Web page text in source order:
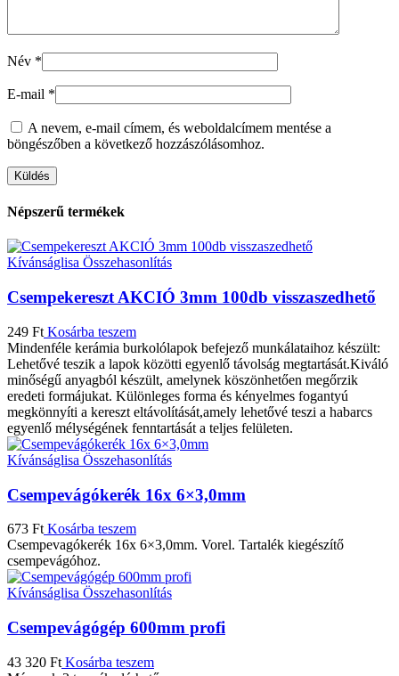
Név *
E-mail *
A nevem, e-mail címem, és weboldalcímem mentése a
böngészőben a következő hozzászólásomhoz.
Népszerű termékek
Kívánságlisa Összehasonlítás
Csempekereszt AKCIÓ 3mm 100db visszaszedhető
249 Ft Kosárba teszem
Mindenféle kerámia burkolólapok befejező munkálataihoz készült:
Lehetővé teszik a lapok közötti egyenlő távolság megtartását.Kiváló
minőségű anyagból készült, amelynek köszönhetően megőrzik
eredeti formájukat. Különleges forma és kényelmes fogantyú
megkönnyíti a kereszt eltávolítását,amely lehetővé teszi a habarcs
egyenlő mélységének fenntartását a teljes felületen.
Kívánságlisa Összehasonlítás
Csempevágókerék 16x 6×3,0mm
673 Ft Kosárba teszem
Csempevagókerék 16x 6×3,0mm. Vorel. Tartalék kiegészítő
csempevágóhoz.
Kívánságlisa Összehasonlítás
Csempevágógép 600mm profi
43 320 Ft Kosárba teszem